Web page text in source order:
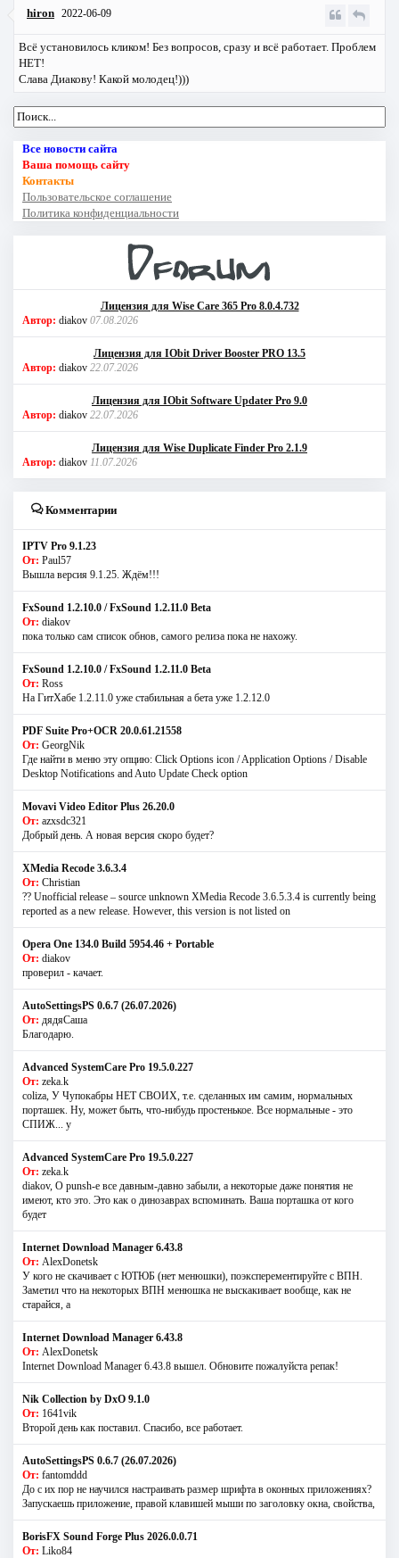
hiron 2022-06-09
Всё установилось кликом! Без вопросов, сразу и всё работает. Проблем
НЕТ!
Слава Диакову! Какой молодец!)))
Все новости сайта
Ваша помощь сайту
Контакты
Пользовательское соглашение
Политика конфиденциальности
Лицензия для Wise Care 365 Pro 8.0.4.732
Автор: diakov 07.08.2026
Лицензия для IObit Driver Booster PRO 13.5
Автор: diakov 22.07.2026
Лицензия для IObit Software Updater Pro 9.0
Автор: diakov 22.07.2026
Лицензия для Wise Duplicate Finder Pro 2.1.9
Автор: diakov 11.07.2026
Комментарии
IPTV Pro 9.1.23
От: Paul57
Вышла версия 9.1.25. Ждём!!!
FxSound 1.2.10.0 / FxSound 1.2.11.0 Beta
От: diakov
пока только сам список обнов, самого релиза пока не нахожу.
FxSound 1.2.10.0 / FxSound 1.2.11.0 Beta
От: Ross
На ГитХабе 1.2.11.0 уже стабильная а бета уже 1.2.12.0
PDF Suite Pro+OCR 20.0.61.21558
От: GeorgNik
Где найти в меню эту опцию: Click Options icon / Application Options / Disable
Desktop Notifications and Auto Update Check option
Movavi Video Editor Plus 26.20.0
От: azxsdc321
Добрый день. А новая версия скоро будет?
XMedia Recode 3.6.3.4
От: Christian
?? Unofficial release – source unknown XMedia Recode 3.6.5.3.4 is currently being
reported as a new release. However, this version is not listed on
Opera One 134.0 Build 5954.46 + Portable
От: diakov
проверил - качает.
AutoSettingsPS 0.6.7 (26.07.2026)
От: дядяСаша
Благодарю.
Advanced SystemCare Pro 19.5.0.227
От: zeka.k
coliza, У Чупокабры НЕТ СВОИХ, т.е. сделанных им самим, нормальных
порташек. Ну, может быть, что-нибудь простенькое. Все нормальные - это
СПИЖ... у
Advanced SystemCare Pro 19.5.0.227
От: zeka.k
diakov, О punsh-е все давным-давно забыли, а некоторые даже понятия не
имеют, кто это. Это как о динозаврах вспоминать. Ваша порташка от кого
будет
Internet Download Manager 6.43.8
От: AlexDonetsk
У кого не скачивает с ЮТЮБ (нет менюшки), поэксперементируйте с ВПН.
Заметил что на некоторых ВПН менюшка не выскакивает вообще, как не
старайся, а
Internet Download Manager 6.43.8
От: AlexDonetsk
Internet Download Manager 6.43.8 вышел. Обновите пожалуйста репак!
Nik Collection by DxO 9.1.0
От: 1641vik
Второй день как поставил. Спасибо, все работает.
AutoSettingsPS 0.6.7 (26.07.2026)
От: fantomddd
До с их пор не научился настраивать размер шрифта в оконных приложениях?
Запускаешь приложение, правой клавишей мыши по заголовку окна, свойства,
BorisFX Sound Forge Plus 2026.0.0.71
От: Liko84